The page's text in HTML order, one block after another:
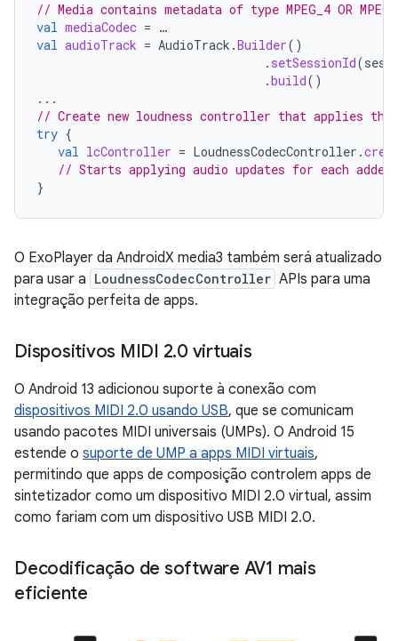
// Media contains metadata of type MPEG_4 OR
val mediaCodec = …
val audioTrack = AudioTrack .Builder()
. setSessionId(
.build()
...
// Create new loudness controller that applies the
try {
val lcController = LoudnessCodecController .
// Starts applying audio updates for each added
}
O ExoPlayer da AndroidX media3 também será atualizado
para usar a LoudnessCodecController APIs para uma
integração perfeita de apps.
Dispositivos MIDI 2.0 virtuais
O Android 13 adicionou suporte à conexão com
dispositivos MIDI 2.0 usando USB, que se comunicam
usando pacotes MIDI universais (UMPs). O Android 15
estende o suporte de UMP a apps MIDI virtuais,
permitindo que apps de composição controlem apps de
sintetizador como um dispositivo MIDI 2.0 virtual, assim
como fariam com um dispositivo USB MIDI 2.0.
Decodificação de software AV1 mais
eficiente